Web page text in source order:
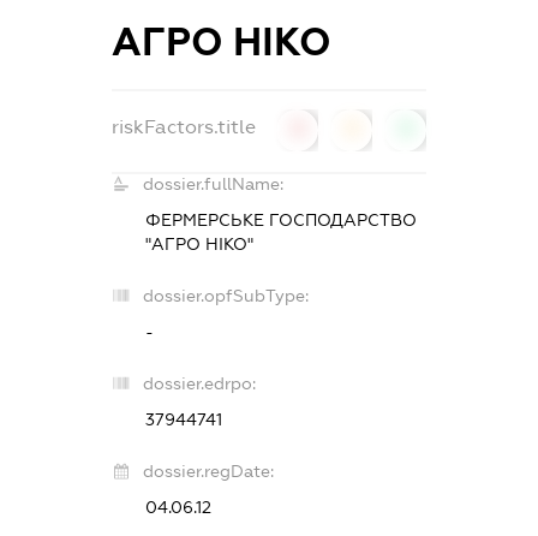
АГРО НІКО
riskFactors.title
dossier.fullName:
ФЕРМЕРСЬКЕ ГОСПОДАРСТВО
"АГРО НІКО"
dossier.opfSubType:
-
dossier.edrpo:
37944741
dossier.regDate:
04.06.12